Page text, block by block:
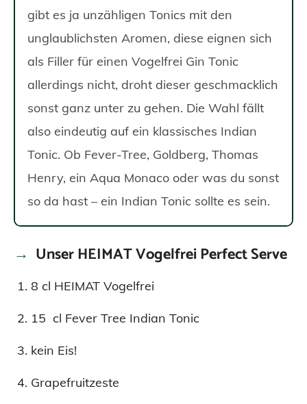
gibt es ja unzähligen Tonics mit den
unglaublichsten Aromen, diese eignen sich
als Filler für einen Vogelfrei Gin Tonic
allerdings nicht, droht dieser geschmacklich
sonst ganz unter zu gehen. Die Wahl fällt
also eindeutig auf ein klassisches Indian
Tonic. Ob Fever-Tree, Goldberg, Thomas
Henry, ein Aqua Monaco oder was du sonst
so da hast – ein Indian Tonic sollte es sein.
Unser HEIMAT Vogelfrei Perfect Serve
8 cl HEIMAT Vogelfrei
15 cl Fever Tree Indian Tonic
kein Eis!
Grapefruitzeste